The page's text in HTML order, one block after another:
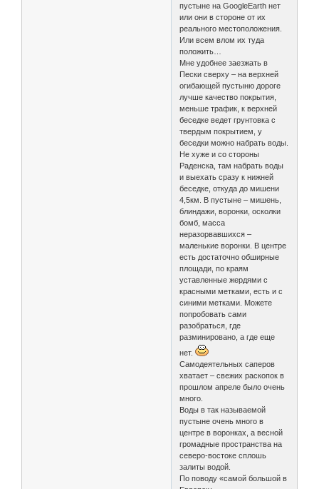
пустыне на GoogleEarth нет
или они в стороне от их
реального местоположения.
Или всем влом их туда
положить…
Мне удобнее заезжать в
Пески сверху – на верхней
огибающей пустыню дороге
лучше качество покрытия,
меньше трафик, к верхней
беседке ведет грунтовка с
твердым покрытием, у
беседки можно набрать воды.
Не хуже и со стороны
Раденска, там набрать воды
и выехать сразу к нижней
беседке, откуда до мишени
4,5км. В пустыне – мишень,
блиндажи, воронки, осколки
бомб, масса
неразорвавшихся –
маленькие воронки. В центре
есть достаточно обширные
площади, по краям
уставленные жердями с
красными метками, есть и с
синими метками. Можете
попробовать сами
разобраться, где
разминировано, а где еще
нет.
Самодеятельных саперов
хватает – свежих раскопок в
прошлом апреле было очень
много.
Воды в так называемой
пустыне очень много в
центре в воронках, а весной
громадные пространства на
северо-востоке сплошь
залиты водой.
По поводу «самой большой в